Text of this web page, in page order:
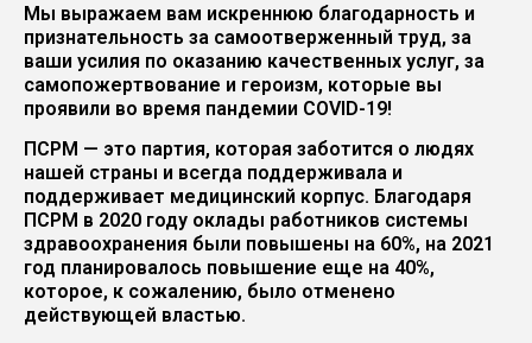
Мы выражаем вам искреннюю благодарность и
признательность за самоотверженный труд, за
ваши усилия по оказанию качественных услуг, за
самопожертвование и героизм, которые вы
проявили во время пандемии COVID-19!
ПСРМ — это партия, которая заботится о людях
нашей страны и всегда поддерживала и
поддерживает медицинский корпус. Благодаря
ПСРМ в 2020 году оклады работников системы
здравоохранения были повышены на 60%, на 2021
год планировалось повышение еще на 40%,
которое, к сожалению, было отменено
действующей властью.